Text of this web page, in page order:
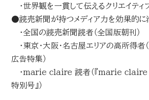
・世界観を一貫して伝えるクリエイティ
●読売新聞が持つメディア力を効果的に
・全国の読売新聞読者（全国版朝刊）
・東京・大阪・名古屋エリアの高所得者
広告特集）
・marie claire 読者（『marie
特別号』）